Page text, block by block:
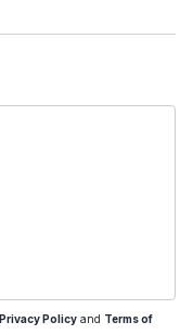
Privacy Policy and Terms of